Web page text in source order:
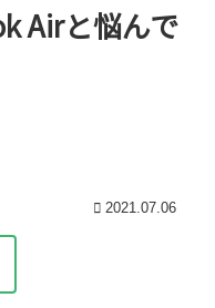
Airと悩んで
2021.07.06